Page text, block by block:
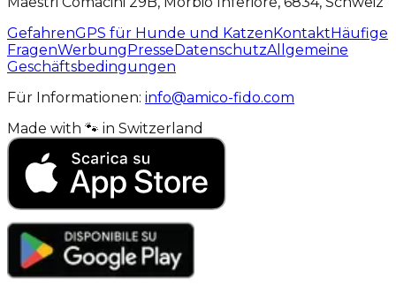
GefahrenGPS für Hunde und KatzenKontaktHäufige
FragenWerbungPresseDatenschutzAllgemeine
Geschäftsbedingungen
Für Informationen: info@amico-fido.com
Made with 🐾 in Switzerland